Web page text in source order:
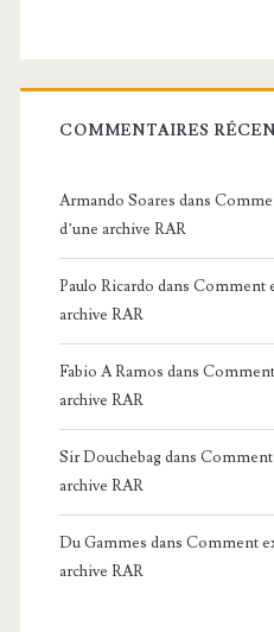
COMMENTAIRES
Armando Soares dans
d’une archive RAR
Paulo Ricardo dans Comment
archive RAR
Fabio A Ramos dans
archive RAR
Sir Douchebagdans Comment
archive RAR
Du Gammes dans Comment
archive RAR